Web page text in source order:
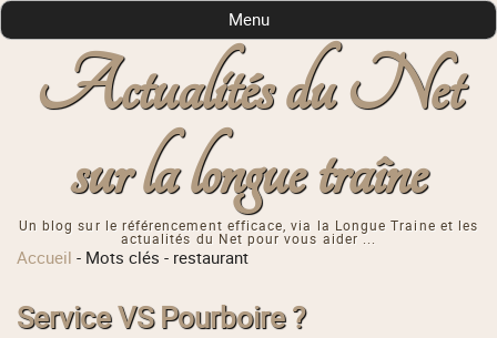
Actualités du Net
sur la longue traîne
Un blog sur le référencement efficace, via la Longue Traine et les
actualités du Net pour vous aider ...
Menu
Accueil - Mots clés - restaurant
Service VS Pourboire ?